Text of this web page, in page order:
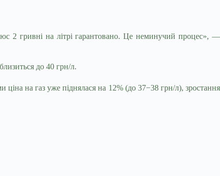
2 гривні на літрі гарантовано. Це неминучий процес», —
до 40 грн/л.
на газ уже піднялася на 12% (до 37−38 грн/л), зростання